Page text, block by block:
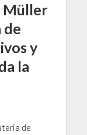
Müller
de
y
la
de